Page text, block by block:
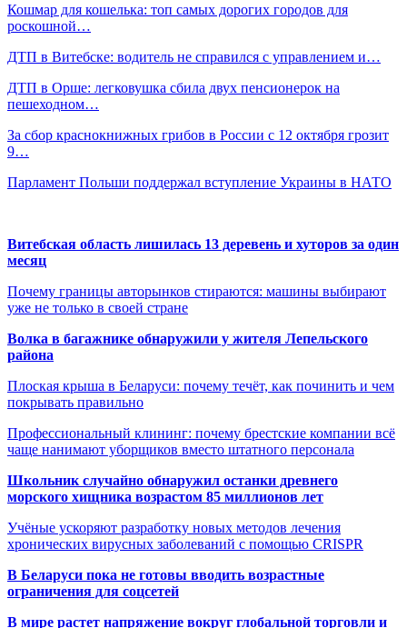
Кошмар для кошелька: топ самых дорогих городов для
роскошной…
ДТП в Витебске: водитель не справился с управлением и…
ДТП в Орше: легковушка сбила двух пенсионерок на
пешеходном…
За сбор краснокнижных грибов в России с 12 октября грозит
9…
Парламент Польши поддержал вступление Украины в НАТО
Витебская область лишилась 13 деревень и хуторов за один
месяц
Почему границы авторынков стираются: машины выбирают
уже не только в своей стране
Волка в багажнике обнаружили у жителя Лепельского
района
Плоская крыша в Беларуси: почему течёт, как починить и чем
покрывать правильно
Профессиональный клининг: почему брестские компании всё
чаще нанимают уборщиков вместо штатного персонала
Школьник случайно обнаружил останки древнего
морского хищника возрастом 85 миллионов лет
Учёные ускоряют разработку новых методов лечения
хронических вирусных заболеваний с помощью CRISPR
В Беларуси пока не готовы вводить возрастные
ограничения для соцсетей
В мире растет напряжение вокруг глобальной торговли и